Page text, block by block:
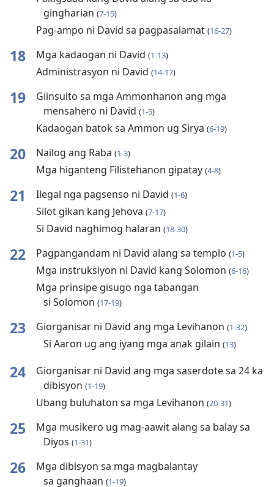
gingharian (7-15)
Pag-ampo ni David sa pagpasalamat (16-27)
18 Mga kadaogan ni David (1-13)
Administrasyon ni David (14-17)
19
Giinsulto sa mga Ammonhanon ang mga
mensahero ni David (1-5)
Kadaogan batok sa Ammon ug Sirya (6-19)
20 Nailog ang Raba (1-3)
Mga higanteng Filistehanon gipatay (4-8)
21 Ilegal nga pagsenso ni David (1-6)
Silot gikan kang Jehova (7-17)
Si David naghimog halaran (18-30)
22 Pagpangandam ni David alang sa templo (1-5)
Mga instruksiyon ni David kang Solomon (6-16)
Mga prinsipe gisugo nga tabangan
si Solomon (17-19)
23 Giorganisar ni David ang mga Levihanon (1-32)
Si Aaron ug ang iyang mga anak gilain (13)
24
Giorganisar ni David ang mga saserdote sa 24 ka
dibisyon (1-19)
Ubang buluhaton sa mga Levihanon (20-31)
25
Mga musikero ug mag-aawit alang sa balay sa
Diyos (1-31)
26
Mga dibisyon sa mga magbalantay
sa ganghaan (1-19)